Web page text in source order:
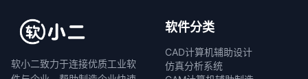
软小二致力于连接优质工业软
软件分类
CAD计算机辅助设计
仿真分析系统